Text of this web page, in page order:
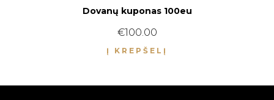
Dovanų kuponas 100eu
€100.00
Į KREPŠELĮ